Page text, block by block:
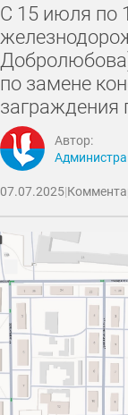
С 15 июля по
по замене
заграждения
Автор:
07.07.2025|